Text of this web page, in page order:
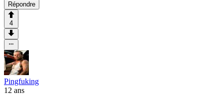
Répondre
4
Pingfuking
12 ans